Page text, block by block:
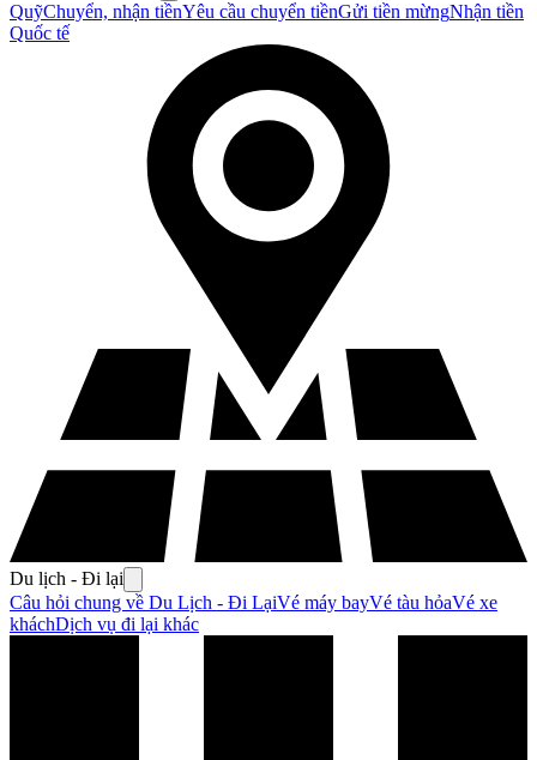
QuỹChuyển, nhận tiềnYêu cầu chuyển tiềnGửi tiền mừngNhận tiền
Quốc tế
Du lịch - Đi lại
Câu hỏi chung về Du Lịch - Đi LạiVé máy bayVé tàu hỏaVé xe
kháchDịch vụ đi lại khác